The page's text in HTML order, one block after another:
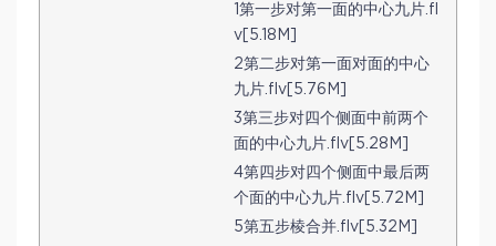
1第一步对第一面的中心九片.fl
v[5.18M]
2第二步对第一面对面的中心
九片.flv[5.76M]
3第三步对四个侧面中前两个
面的中心九片.flv[5.28M]
4第四步对四个侧面中最后两
个面的中心九片.flv[5.72M]
5第五步棱合并.flv[5.32M]